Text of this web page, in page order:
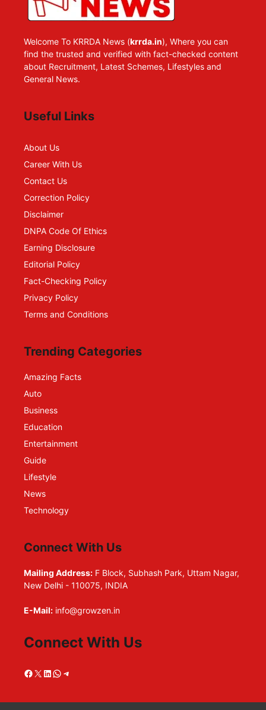
Welcome To KRRDA News (krrda.in), Where you can
find the trusted and verified with fact-checked content
about Recruitment, Latest Schemes, Lifestyles and
General News.
Useful Links
About Us
Career With Us
Contact Us
Correction Policy
Disclaimer
DNPA Code Of Ethics
Earning Disclosure
Editorial Policy
Fact-Checking Policy
Privacy Policy
Terms and Conditions
Trending Categories
Amazing Facts
Auto
Business
Education
Entertainment
Guide
Lifestyle
News
Technology
Connect With Us
Mailing Address: F Block, Subhash Park, Uttam Nagar,
New Delhi - 110075, INDIA
E-Mail: info@growzen.in
Connect With Us
Facebook
X LinkedIn
WhatsApp
Telegram